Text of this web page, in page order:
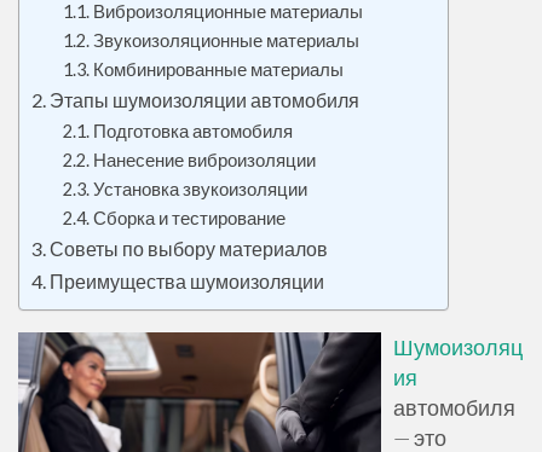
Виброизоляционные материалы
Звукоизоляционные материалы
Комбинированные материалы
Этапы шумоизоляции автомобиля
Подготовка автомобиля
Нанесение виброизоляции
Установка звукоизоляции
Сборка и тестирование
Советы по выбору материалов
Преимущества шумоизоляции
Шумоизоляц
ия
автомобиля
— это